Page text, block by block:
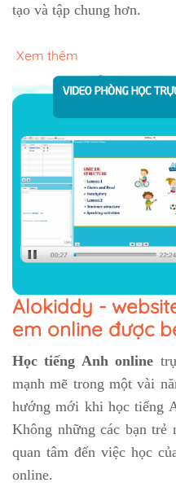
tạo và tập chung hơn.
Xem thêm
Alokiddy -
em online được
Học tiếng Anh online
mạnh mẽ trong một vài
hướng mới khi học tiếng
Không những các bạn trẻ
quan tâm đến việc học
online.